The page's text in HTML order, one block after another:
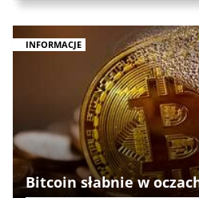
INFORMACJE
Bitcoin słabnie w